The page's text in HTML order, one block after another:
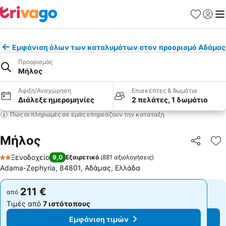
Εμφάνιση όλων των καταλυμάτων στον προορισμό Αδάμας
Προορισμός
Μήλος
Άφιξη/Αναχώρηση
Διάλεξε ημερομηνίες
Επισκέπτες & δωμάτια
2 πελάτες, 1 δωμάτιο
Πώς οι πληρωμές σε εμάς επηρεάζουν την κατάταξη
Μήλος
2 Αστέρια
Ξενοδοχείο 9,0 Εξαιρετικό (881 αξιολογήσεις)
Adama-Zephyria, 84801, Αδάμας, Ελλάδα
από 211 €
Τιμές από 7 ιστότοπους
Εμφάνιση τιμών
από 211 €
Τιμές από 7 ιστότοπους
Εμφάνιση τιμών